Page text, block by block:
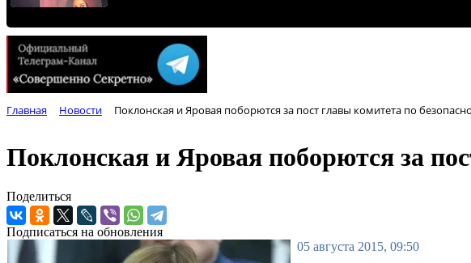
Главная Новости Поклонская и Яровая поборются за пост главы комитета по
Поклонская и Яровая поборются за
Поделиться
Подписаться на обновления
05 августа 2015, 09:50